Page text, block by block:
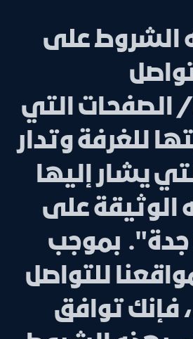
على
الصفحات التي
للغرفة وتدار
يشار إليها
الوثيقة على
جدة". بموجب
للتواصل
فإنك توافق